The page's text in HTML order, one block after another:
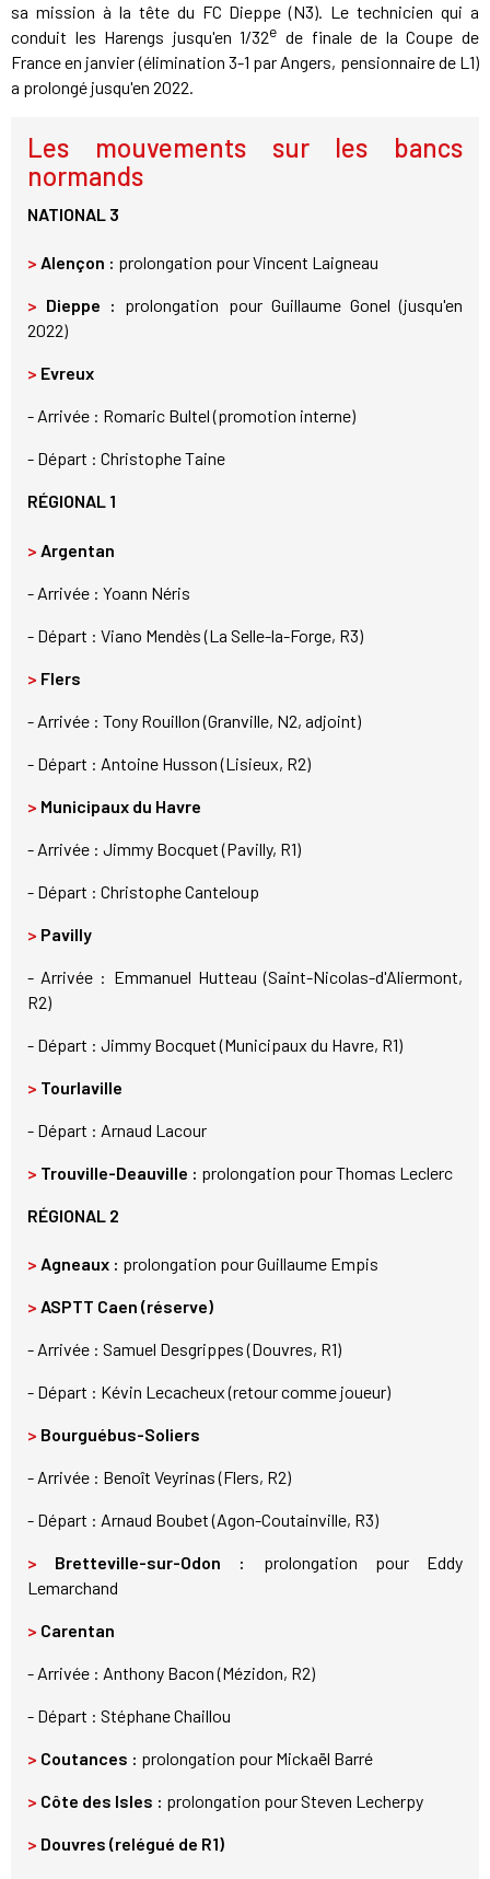
sa mission à la tête du FC Dieppe (N3). Le technicien qui a
conduit les Harengs jusqu'en 1/32e de finale de la Coupe de
France en janvier (élimination 3-1 par Angers, pensionnaire de L1)
a prolongé jusqu'en 2022.
Les mouvements sur les bancs
normands
NATIONAL 3
> Alençon : prolongation pour Vincent Laigneau
> Dieppe : prolongation pour Guillaume Gonel (jusqu'en
2022)
> Evreux
- Arrivée : Romaric Bultel (promotion interne)
- Départ : Christophe Taine
RÉGIONAL 1
> Argentan
- Arrivée : Yoann Néris
- Départ : Viano Mendès (La Selle-la-Forge, R3)
> Flers
- Arrivée : Tony Rouillon (Granville, N2, adjoint)
- Départ : Antoine Husson (Lisieux, R2)
> Municipaux du Havre
- Arrivée : Jimmy Bocquet (Pavilly, R1)
- Départ : Christophe Canteloup
> Pavilly
- Arrivée : Emmanuel Hutteau (Saint-Nicolas-d'Aliermont,
R2)
- Départ : Jimmy Bocquet (Municipaux du Havre, R1)
> Tourlaville
- Départ : Arnaud Lacour
> Trouville-Deauville : prolongation pour Thomas Leclerc
RÉGIONAL 2
> Agneaux : prolongation pour Guillaume Empis
> ASPTT Caen (réserve)
- Arrivée : Samuel Desgrippes (Douvres, R1)
- Départ : Kévin Lecacheux (retour comme joueur)
> Bourguébus-Soliers
- Arrivée : Benoît Veyrinas (Flers, R2)
- Départ : Arnaud Boubet (Agon-Coutainville, R3)
> Bretteville-sur-Odon :
prolongation pour Eddy
Lemarchand
> Carentan
- Arrivée : Anthony Bacon (Mézidon, R2)
- Départ : Stéphane Chaillou
> Coutances : prolongation pour Mickaël Barré
> Côte des Isles : prolongation pour Steven Lecherpy
> Douvres (relégué de R1)